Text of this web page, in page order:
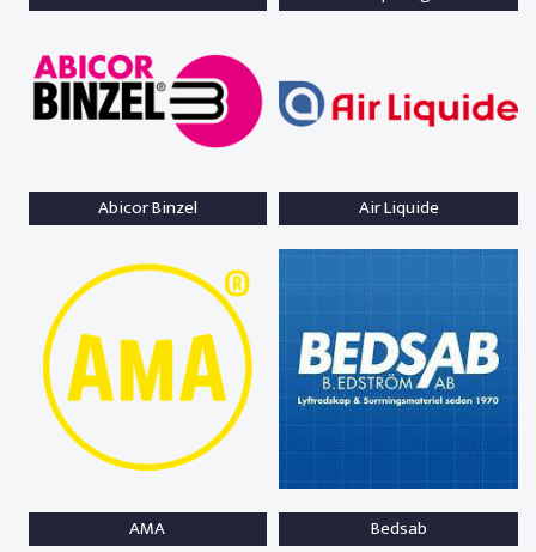
Abicor Binzel Air Liquide
AMA Bedsab